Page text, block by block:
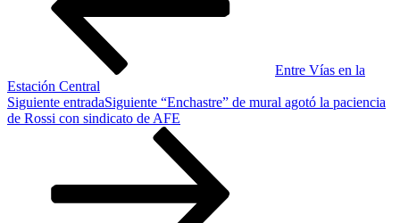
Entre Vías en la
Estación Central
Siguiente entradaSiguiente “Enchastre” de mural agotó la paciencia
de Rossi con sindicato de AFE